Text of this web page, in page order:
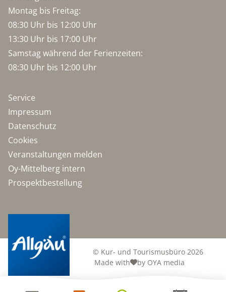
Montag bis Freitag:
08:30 Uhr bis 12:00 Uhr
13:30 Uhr bis 17:00 Uhr
Samstag während der Ferienzeiten:
08:30 Uhr bis 12:00 Uhr
Service
Impressum
Datenschutz
Cookies
Veranstaltungen melden
Oy-Mittelberg intern
Prospektbestellung
© Kur- und Tourismusbüro 2026
Made with
by OYA media